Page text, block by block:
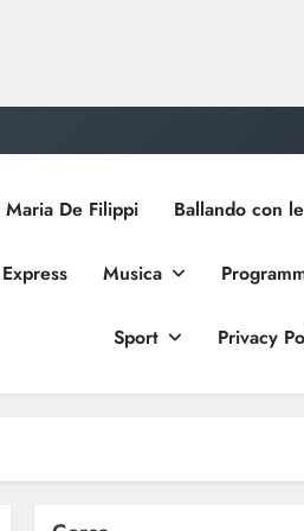
De Filippi Ballando con
Musica
Sport Privacy